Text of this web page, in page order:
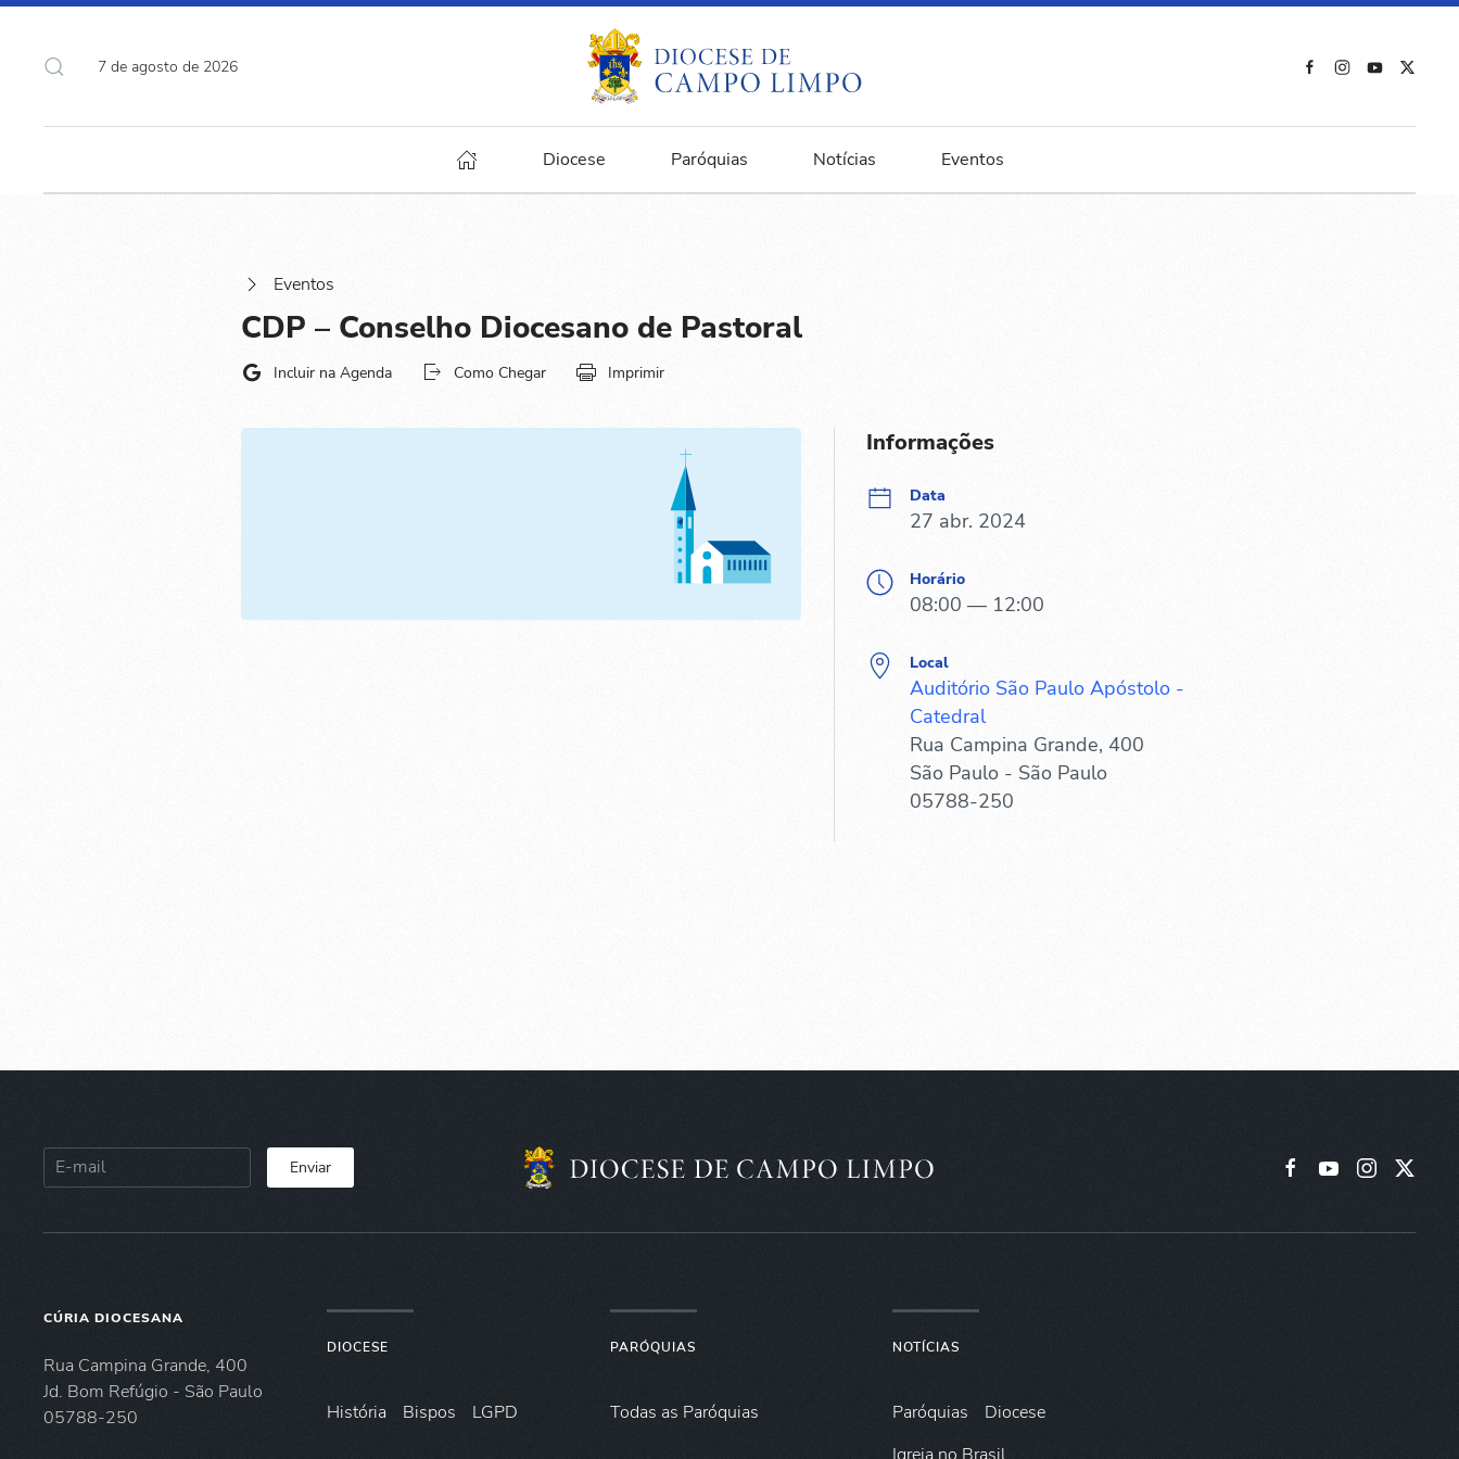
7 de agosto de 2026
Diocese Paróquias Notícias Eventos
Eventos
CDP – Conselho Diocesano de Pastoral
Incluir na Agenda Como Chegar Imprimir
Informações
Data
27 abr. 2024
Horário
08:00 — 12:00
Local
Auditório São Paulo Apóstolo -
Catedral
Rua Campina Grande, 400
São Paulo - São Paulo
05788-250
Enviar
CÚRIA DIOCESANA
Rua Campina Grande, 400
Jd. Bom Refúgio - São Paulo
05788-250
DIOCESE
História Bispos LGPD
PARÓQUIAS
Todas as Paróquias
NOTÍCIAS
Paróquias
Diocese